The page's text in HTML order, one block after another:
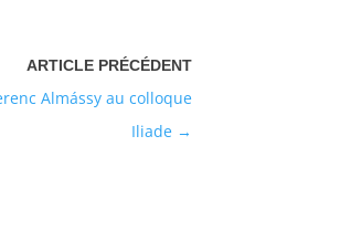
Almássy au colloque
Iliade